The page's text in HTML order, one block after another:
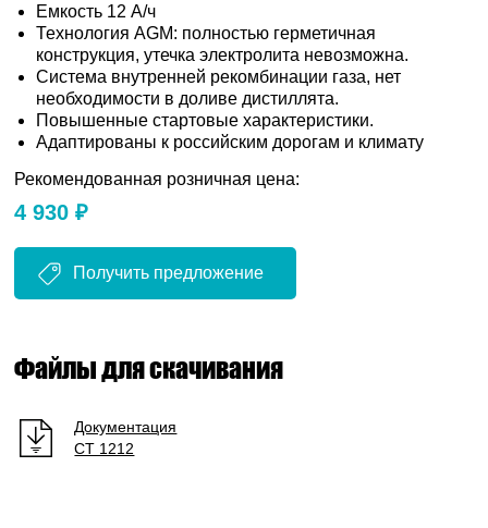
Емкость 12 А/ч
Технология AGM: полностью герметичная
конструкция, утечка электролита невозможна.
Система внутренней рекомбинации газа, нет
необходимости в доливе дистиллята.
Повышенные стартовые характеристики.
Адаптированы к российским дорогам и климату
Рекомендованная розничная цена:
4 930 ₽
Получить предложение
Файлы для скачивания
Документация
СТ 1212